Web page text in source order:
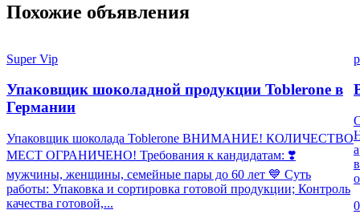
Похожие объявления
Super Vip
Упаковщик шоколадной продукции Toblerone в
Германии
Упаковщик шоколада Toblerone ВНИМАНИЕ! КОЛИЧЕСТВО
МЕСТ ОГРАНИЧЕНО! Требования к кандидатам: ❣️
мужчины, женщины, семейные пары до 60 лет 💙 Суть
работы: Упаковка и сортировка готовой продукции; Контроль
качества готовой,...